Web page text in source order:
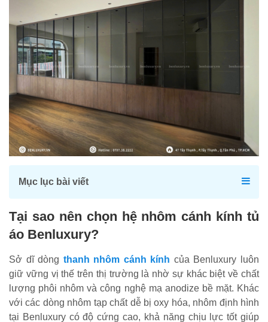
Mục lục bài viết
Tại sao nên chọn hệ nhôm cánh kính tủ
áo Benluxury?
Sở dĩ dòng thanh nhôm cánh kính của Benluxury luôn
giữ vững vị thế trên thị trường là nhờ sự khác biệt về chất
lượng phôi nhôm và công nghệ mạ anodize bề mặt. Khác
với các dòng nhôm tạp chất dễ bị oxy hóa, nhôm định hình
tại Benluxury có độ cứng cao, khả năng chịu lực tốt giúp